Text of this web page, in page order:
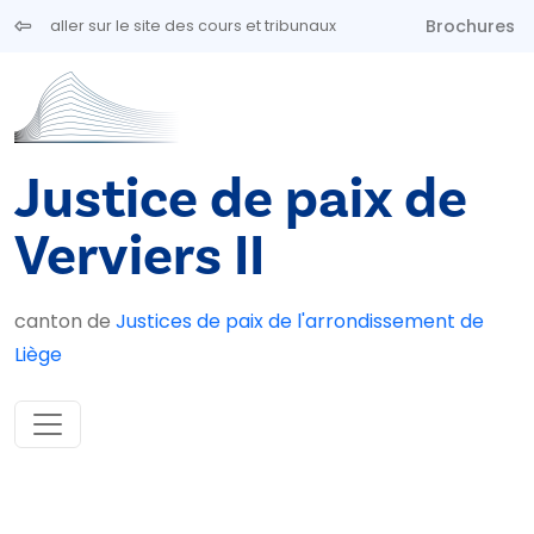
Aller au contenu principal
aller sur le site des cours et tribunaux Brochures
Justice de paix de
Verviers II
canton de Justices de paix de l'arrondissement de
Liège